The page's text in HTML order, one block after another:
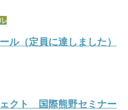
ル（定員に達しました）
クト 国際熊野セミナー